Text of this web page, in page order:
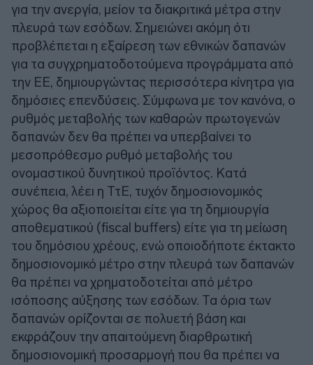
για την ανεργία, μείον τα διακριτικά μέτρα στην
πλευρά των εσόδων. Σημειώνει ακόμη ότι
προβλέπεται η εξαίρεση των εθνικών δαπανών
για τα συγχρηματοδοτούμενα προγράμματα από
την ΕΕ, δημιουργώντας περισσότερα κίνητρα για
δημόσιες επενδύσεις. Σύμφωνα με τον κανόνα, ο
ρυθμός μεταβολής των καθαρών πρωτογενών
δαπανών δεν θα πρέπει να υπερβαίνει το
μεσοπρόθεσμο ρυθμό μεταβολής του
ονομαστικού δυνητικού προϊόντος. Κατά
συνέπεια, λέει η ΤτΕ, τυχόν δημοσιονομικός
χώρος θα αξιοποιείται είτε για τη δημιουργία
αποθεματικού (fiscal buffers) είτε για τη μείωση
του δημόσιου χρέους, ενώ οποιοδήποτε έκτακτο
δημοσιονομικό μέτρο στην πλευρά των δαπανών
θα πρέπει να χρηματοδοτείται από μέτρο
ισόποσης αύξησης των εσόδων. Τα όρια των
δαπανών ορίζονται σε πολυετή βάση και
εκφράζουν την απαιτούμενη διαρθρωτική
δημοσιονομική προσαρμογή που θα πρέπει να